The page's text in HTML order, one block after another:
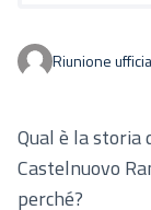
Riunione
Qual è la storia
Castelnuovo
perché?